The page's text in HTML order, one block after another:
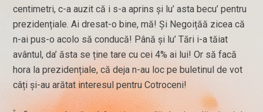
centimetri, c-a auzit că i s-a aprins și lu’ asta becu’ pentru
prezidențiale. Ai dresat-o bine, mă! Și Negoițăă zicea că
n-ai pus-o acolo să conducă! Până și lu’ Tări i-a tăiat
avântul, da’ ăsta se ține tare cu cei 4% ai lui! Or să facă
hora la prezidențiale, că deja n-au loc pe buletinul de vot
câți și-au arătat interesul pentru Cotroceni!